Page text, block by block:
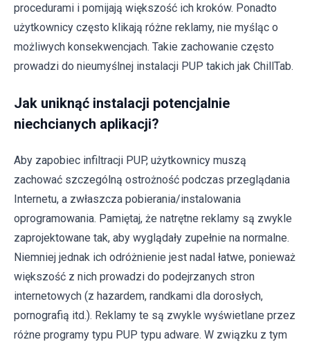
procedurami i pomijają większość ich kroków. Ponadto
użytkownicy często klikają różne reklamy, nie myśląc o
możliwych konsekwencjach. Takie zachowanie często
prowadzi do nieumyślnej instalacji PUP takich jak ChillTab.
Jak uniknąć instalacji potencjalnie
niechcianych aplikacji?
Aby zapobiec infiltracji PUP, użytkownicy muszą
zachować szczególną ostrożność podczas przeglądania
Internetu, a zwłaszcza pobierania/instalowania
oprogramowania. Pamiętaj, że natrętne reklamy są zwykle
zaprojektowane tak, aby wyglądały zupełnie na normalne.
Niemniej jednak ich odróżnienie jest nadal łatwe, ponieważ
większość z nich prowadzi do podejrzanych stron
internetowych (z hazardem, randkami dla dorosłych,
pornografią itd.). Reklamy te są zwykle wyświetlane przez
różne programy typu PUP typu adware. W związku z tym